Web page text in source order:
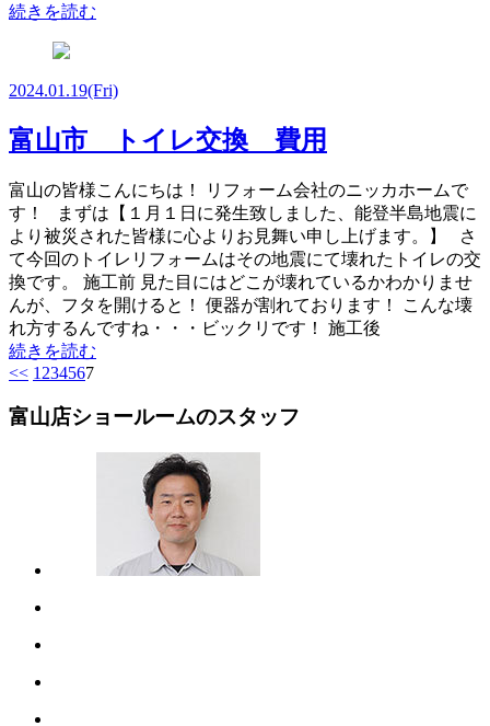
続きを読む
2024.01.19(Fri)
富山市 トイレ交換 費用
富山の皆様こんにちは！ リフォーム会社のニッカホームで
す！ まずは【１月１日に発生致しました、能登半島地震に
より被災された皆様に心よりお見舞い申し上げます。】 さ
て今回のトイレリフォームはその地震にて壊れたトイレの交
換です。 施工前 見た目にはどこが壊れているかわかりませ
んが、フタを開けると！ 便器が割れております！ こんな壊
れ方するんですね・・・ビックリです！ 施工後
続きを読む
<< 1 234567
富山店ショールームのスタッフ